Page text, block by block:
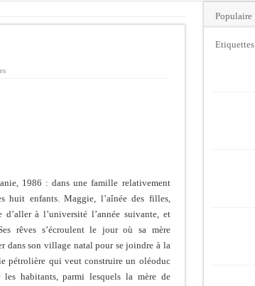
1986 : dans une famille relativement
huit enfants. Maggie, l’aînée des filles,
à l’université l’année suivante, et
rêves s’écroulent le jour où sa mère
dans son village natal pour se joindre à la
pétrolière qui veut construire un oléoduc
habitants, parmi lesquels la mère de
Populaire
Etiquettes